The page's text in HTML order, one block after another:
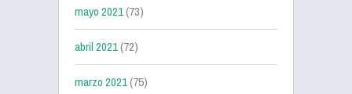
mayo 2021(73)
abril 2021(72)
marzo 2021(75)